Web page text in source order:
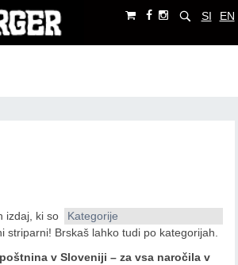
SI EN
Kategorije
izdaj, ki so
striparni! Brskaš lahko tudi po kategorijah.
v Sloveniji – za vsa naročila v